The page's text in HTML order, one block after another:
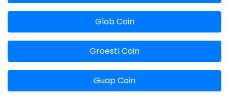
Glob Coin
Groestl Coin
Guap Coin